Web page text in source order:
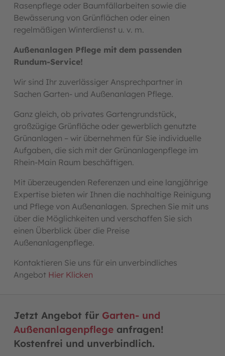
Rasenpflege oder Baumfällarbeiten sowie die
Bewässerung von Grünflächen oder einen
regelmäßigen Winterdienst u. v. m.
Außenanlagen Pflege mit dem passenden
Rundum-Service!
Wir sind Ihr zuverlässiger Ansprechpartner in
Sachen Garten- und Außenanlagen Pflege.
Ganz gleich, ob privates Gartengrundstück,
großzügige Grünfläche oder gewerblich genutzte
Grünanlagen – wir übernehmen für Sie individuelle
Aufgaben, die sich mit der Grünanlagenpflege im
Rhein-Main Raum beschäftigen.
Mit überzeugenden Referenzen und eine langjährige
Expertise bieten wir Ihnen die nachhaltige Reinigung
und Pflege von Außenanlagen. Sprechen Sie mit uns
über die Möglichkeiten und verschaffen Sie sich
einen Überblick über die Preise
Außenanlagenpflege.
Kontaktieren Sie uns für ein unverbindliches
Angebot Hier Klicken
Jetzt Angebot für Garten- und
Außenanlagenpflegeanfragen!
Kostenfrei und unverbindlich.